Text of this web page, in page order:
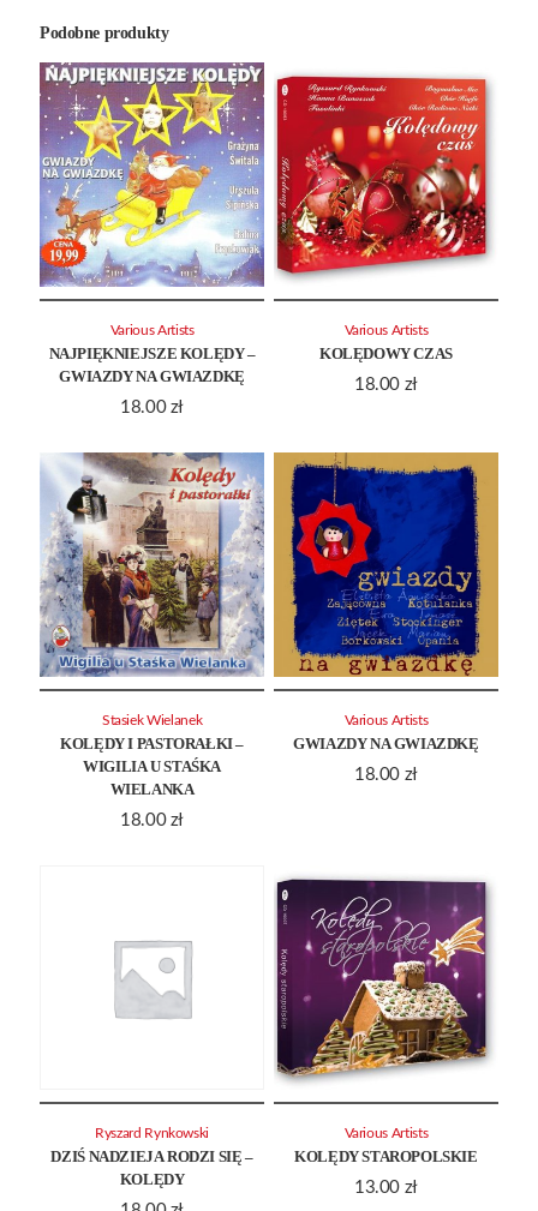
Podobne produkty
NAJPIĘKNIEJSZE KOLĘDY –
GWIAZDY NA GWIAZDKĘ
18.00 zł
Various Artists
KOLĘDOWY CZAS
18.00 zł
Various Artists
KOLĘDY I PASTORAŁKI –
WIGILIA U STAŚKA
WIELANKA
18.00 zł
Stasiek Wielanek
GWIAZDY NA GWIAZDKĘ
18.00 zł
Various Artists
DZIŚ NADZIEJA RODZI SIĘ –
KOLĘDY
Ryszard Rynkowski
KOLĘDY STAROPOLSKIE
13.00 zł
Various Artists